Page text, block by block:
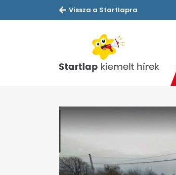
Vissza a Startlapra